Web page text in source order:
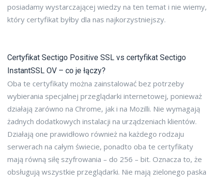
posiadamy wystarczającej wiedzy na ten temat i nie wiemy,
który certyfikat byłby dla nas najkorzystniejszy.
Certyfikat Sectigo Positive SSL vs certyfikat Sectigo
InstantSSL OV – co je łączy?
Oba te certyfikaty można zainstalować bez potrzeby
wybierania specjalnej przeglądarki internetowej, ponieważ
działają zarówno na Chrome, jak i na Mozilli. Nie wymagają
żadnych dodatkowych instalacji na urządzeniach klientów.
Działają one prawidłowo również na każdego rodzaju
serwerach na całym świecie, ponadto oba te certyfikaty
mają równą siłę szyfrowania – do 256 – bit. Oznacza to, że
obsługują wszystkie przeglądarki. Nie mają zielonego paska